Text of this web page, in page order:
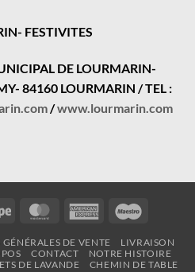
FESTIVITES
DE LOURMARIN-
84160 LOURMARIN / TEL :
/www.lourmarin.com
Stripe MasterCardAmerican
DE VENTE
LIVRAISON
CONTACT
NOTRE HISTOIRE
DE LAVANDE CHEMIN DE TABLE